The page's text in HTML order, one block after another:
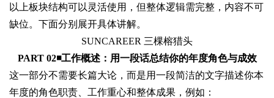
以上板块结构可以灵活使用，但整体逻辑需完整，内容不可
缺位。下面分别展开具体讲解。
SUNCAREER 三棵榕猎头
PART 02◾工作概述：用一段话总结你的年度角色与成效
这一部分不需要长篇大论，而是用一段简洁的文字描述你本
年度的角色职责、工作重心和整体成果，例如：